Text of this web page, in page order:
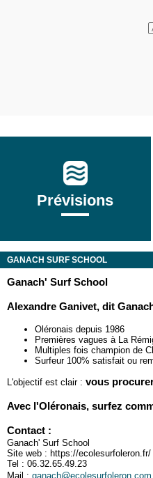
Prévisions
GANACH SURF SCHOOL
Ganach' Surf School
Alexandre Ganivet, dit
Oléronais depuis 1986
Premières vagues à La
Multiples fois champion de
Surfeur 100% satisfait ou
L'objectif est clair : vous
Avec l'Oléronais, surfez
Contact :
Ganach' Surf School
Site web : https://ecolesurfoleron.fr/
Tel : 06.32.65.49.23
Mail : ganach@ecolesurfoleron.com